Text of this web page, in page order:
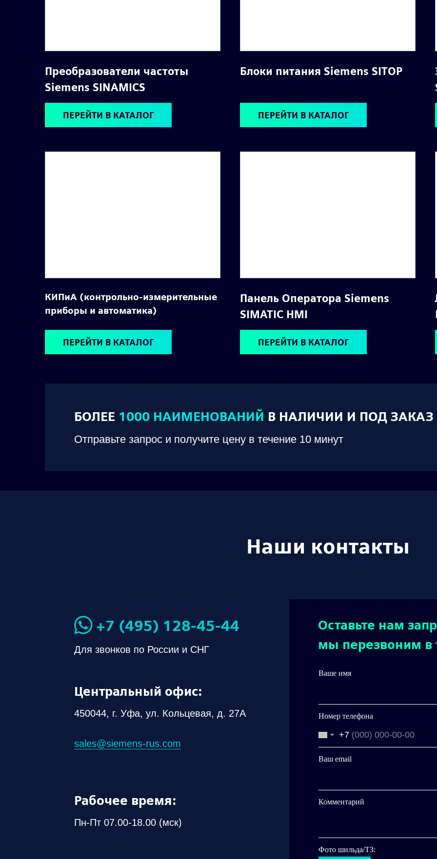
БОЛЕЕ 1000 НАИМЕНОВАНИЙ В НАЛИЧИИ И ПОД ЗАКАЗ
Отправьте запрос и получите цену в течение 10 минут
Преобразователи частоты
Siemens SINAMICS
Блоки питания Siemens SITOP
ПЕРЕЙТИ В КАТАЛОГ ПЕРЕЙТИ В КАТАЛОГ
КИПиА (контрольно-измерительные
приборы и автоматика)
Панель Оператора Siemens
SIMATIC HMI
ПЕРЕЙТИ В КАТАЛОГ ПЕРЕЙТИ В КАТАЛОГ
Наши контакты
Оставьте нам
мы перезвоним в
Для звонков по России и СНГ
Ваше имя
Номер телефона
+7
Ваш email
Комментарий
Фото шильда/ТЗ:
+7 (495) 128-45-44
450044, г. Уфа, ул. Кольцевая, д. 27А
sales@siemens-rus.com
Центральный офис:
Пн-Пт 07.00-18.00 (мск)
Рабочее время: